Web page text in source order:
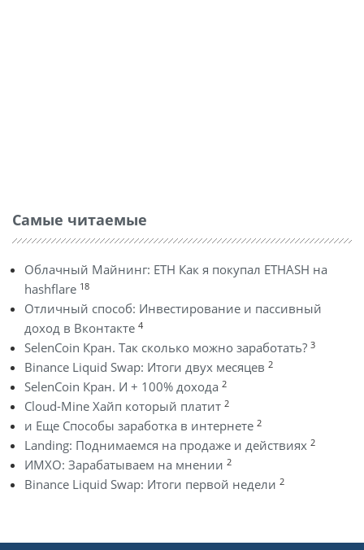
Самые читаемые
Облачный Майнинг: ETH Как я покупал ETHASH на
hashflare 18
Отличный способ: Инвестирование и пассивный
доход в Вконтакте 4
SelenCoin Кран. Так сколько можно заработать? 3
Binance Liquid Swap: Итоги двух месяцев 2
SelenCoin Кран. И + 100% дохода 2
Cloud-Mine Хайп который платит 2
и Еще Способы заработка в интернете 2
Landing: Поднимаемся на продаже и действиях 2
ИМХО: Зарабатываем на мнении 2
Binance Liquid Swap: Итоги первой недели 2